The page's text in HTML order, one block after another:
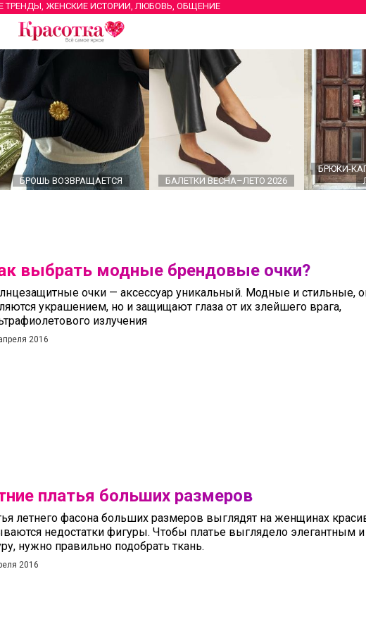
ТРЕНДЫ, ЖЕНСКИЕ ИСТОРИИ, ЛЮБОВЬ, ОБЩЕНИЕ
БРОШЬ ВОЗВРАЩАЕТСЯ БАЛЕТКИ ВЕСНА–ЛЕТО 2026
БРЮКИ-
выбрать модные брендовые очки?
очки — аксессуар уникальный. Модные и стильные,
украшением, но и защищают глаза от их злейшего врага,
излучения
2016
платья больших размеров
летнего фасона больших размеров выглядят на женщинах
недостатки фигуры. Чтобы платье выглядело элегантным и
нужно правильно подобрать ткань.
2016